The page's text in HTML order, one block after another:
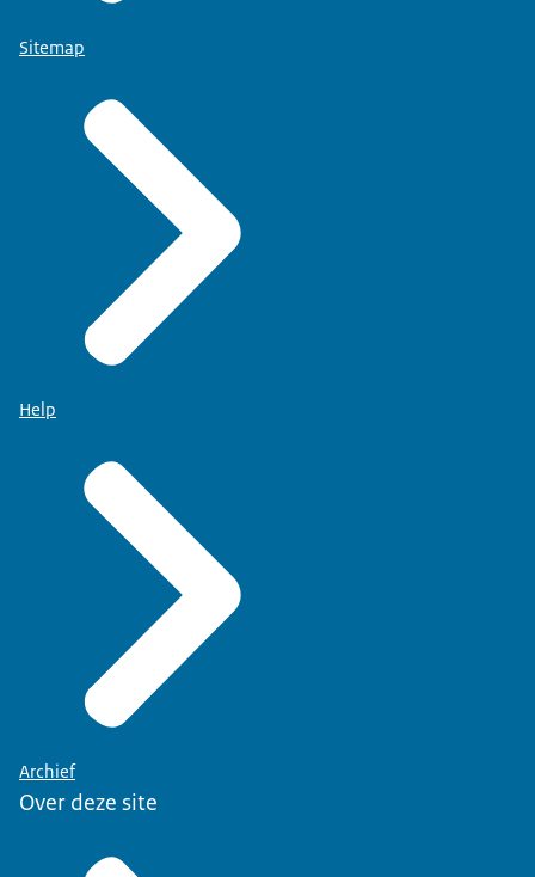
Sitemap
Help
Archief
Over deze site